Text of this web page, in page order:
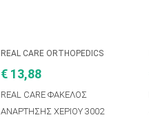
REAL CARE ORTHOPEDICS
€ 13,88
REAL CARE ΦΑΚΕΛΟΣ
ΑΝΑΡΤΗΣΗΣ ΧΕΡΙΟΥ 3002